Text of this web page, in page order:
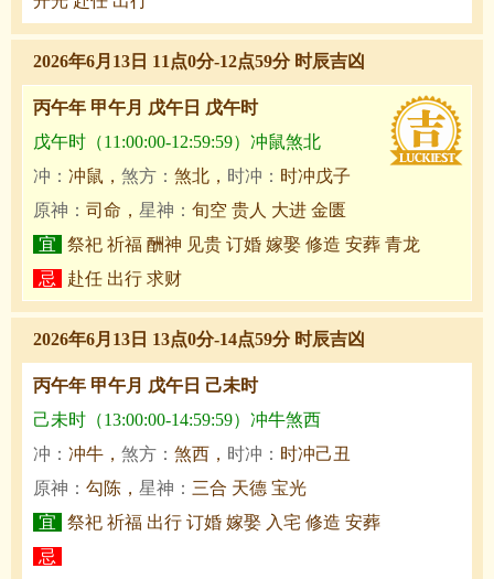
2026年6月13日 11点0分-12点59分 时辰吉凶
丙午年 甲午月 戊午日 戊午时
戊午时（11:00:00-12:59:59）冲鼠煞北
冲： 冲鼠， 煞方： 煞北， 时冲： 时冲戊子
原神： 司命， 星神： 旬空 贵人 大进 金匮
宜
祭祀 祈福 酬神 见贵 订婚 嫁娶 修造 安葬 青龙
忌
赴任 出行 求财
2026年6月13日 13点0分-14点59分 时辰吉凶
丙午年 甲午月 戊午日 己未时
己未时（13:00:00-14:59:59）冲牛煞西
冲： 冲牛， 煞方： 煞西， 时冲： 时冲己丑
原神： 勾陈， 星神： 三合 天德 宝光
宜
祭祀 祈福 出行 订婚 嫁娶 入宅 修造 安葬
忌